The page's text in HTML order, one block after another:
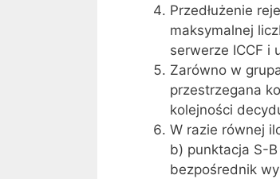
Przedłużenie
maksymalnej
serwerze ICCF i
Zarówno w
przestrzegana
kolejności
W razie równej
b) punktacja S-
bezpośrednik